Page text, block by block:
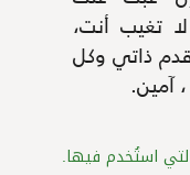
تغيب أنت،
ذاتي وكل
آمين.
استُخدم فيها.